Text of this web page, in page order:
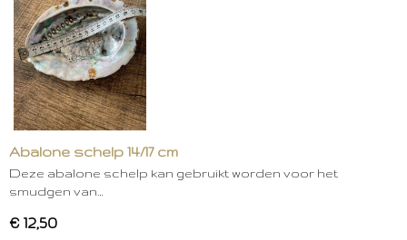
Abalone schelp 14/17 cm
Deze abalone schelp kan gebruikt worden voor het
smudgen van…
€ 12,50